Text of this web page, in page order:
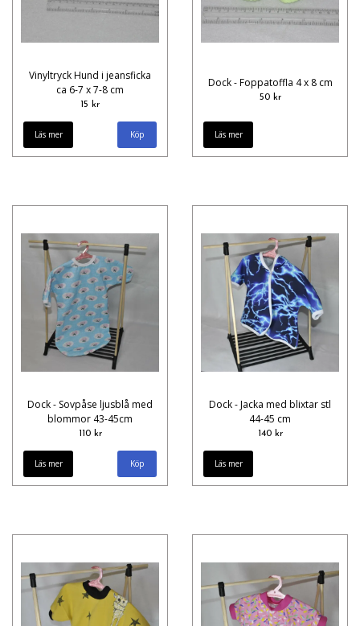
Vinyltryck Hund i jeansficka
ca 6-7 x 7-8 cm
15 kr
Läs mer Köp
Dock - Foppatoffla 4 x 8 cm
50 kr
Läs mer
Dock - Sovpåse ljusblå med
blommor 43-45cm
110 kr
Läs mer
Dock - Jacka med blixtar stl
44-45 cm
140 kr
Läs mer